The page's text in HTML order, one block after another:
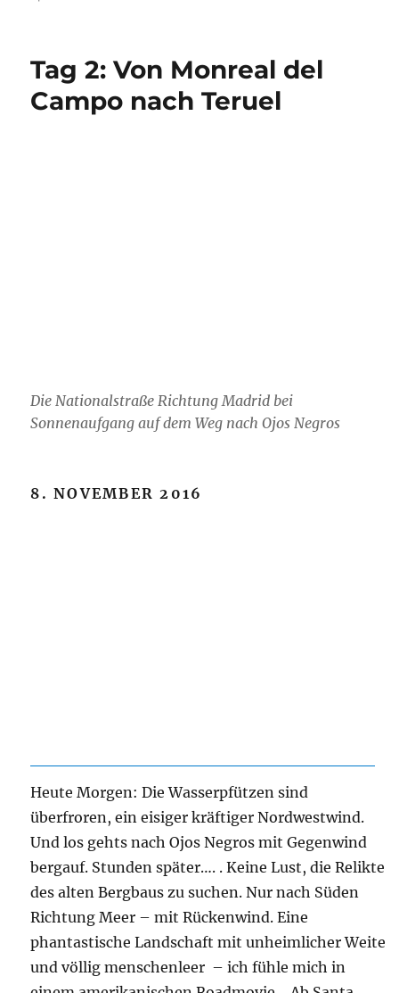
Tag 2: Von Monreal del
Campo nach Teruel
Die Nationalstraße Richtung Madrid bei
Sonnenaufgang auf dem Weg nach Ojos Negros
8. NOVEMBER 2016
Heute Morgen: Die Wasserpfützen sind
überfroren, ein eisiger kräftiger Nordwestwind.
Und los gehts nach Ojos Negros mit Gegenwind
bergauf. Stunden später…. . Keine Lust, die Relikte
des alten Bergbaus zu suchen. Nur nach Süden
Richtung Meer – mit Rückenwind. Eine
phantastische Landschaft mit unheimlicher Weite
und völlig menschenleer – ich fühle mich in